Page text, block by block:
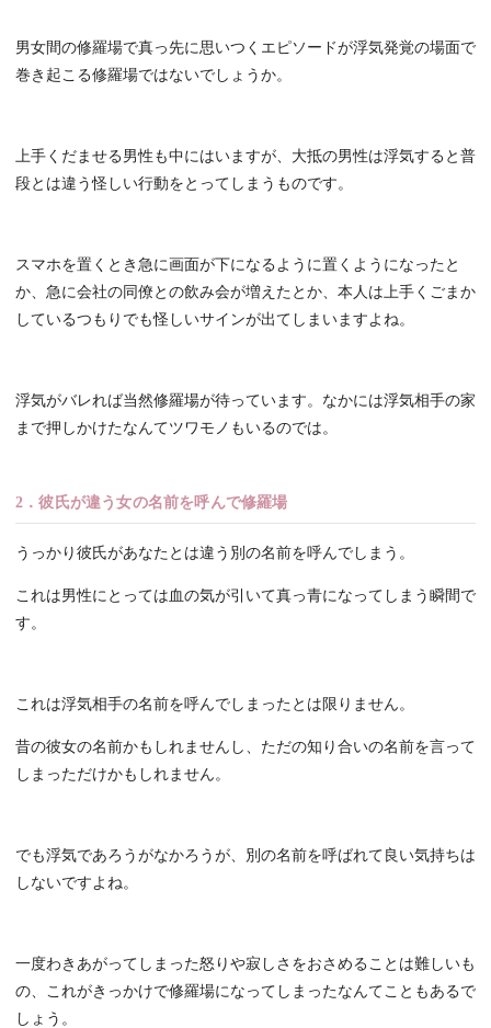
男女間の修羅場で真っ先に思いつくエピソードが浮気発覚の場面で
巻き起こる修羅場ではないでしょうか。
上手くだませる男性も中にはいますが、大抵の男性は浮気すると普
段とは違う怪しい行動をとってしまうものです。
スマホを置くとき急に画面が下になるように置くようになったと
か、急に会社の同僚との飲み会が増えたとか、本人は上手くごまか
しているつもりでも怪しいサインが出てしまいますよね。
浮気がバレれば当然修羅場が待っています。なかには浮気相手の家
まで押しかけたなんてツワモノもいるのでは。
2．彼氏が違う女の名前を呼んで修羅場
うっかり彼氏があなたとは違う別の名前を呼んでしまう。
これは男性にとっては血の気が引いて真っ青になってしまう瞬間で
す。
これは浮気相手の名前を呼んでしまったとは限りません。
昔の彼女の名前かもしれませんし、ただの知り合いの名前を言って
しまっただけかもしれません。
でも浮気であろうがなかろうが、別の名前を呼ばれて良い気持ちは
しないですよね。
一度わきあがってしまった怒りや寂しさをおさめることは難しいも
の、これがきっかけで修羅場になってしまったなんてこともあるで
しょう。